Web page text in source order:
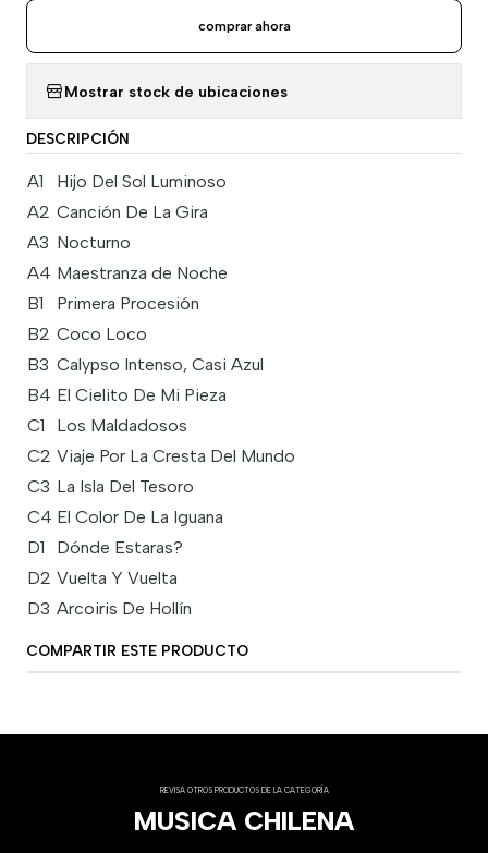
comprar ahora
Mostrar stock de ubicaciones
DESCRIPCIÓN
A1
Hijo Del Sol Luminoso
A2 Canción De La Gira
A3 Nocturno
A4 Maestranza de Noche
B1
Primera Procesión
B2 Coco Loco
B3 Calypso Intenso, Casi Azul
B4 El Cielito De Mi Pieza
C1
Los Maldadosos
C2 Viaje Por La Cresta Del Mundo
C3 La Isla Del Tesoro
C4 El Color De La Iguana
D1
Dónde Estaras?
D2 Vuelta Y Vuelta
D3 Arcoiris De Hollín
COMPARTIR ESTE PRODUCTO
REVISA OTROS PRODUCTOS DE LA CATEGORÍA
MUSICA CHILENA